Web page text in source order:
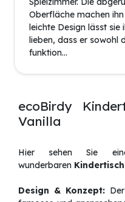
Oberfläche machen
leichte Design lässt sie
lieben, dass er sowohl
funktion...
ecoBirdy
Vanilla
Hier sehen Sie
wunderbaren Kindertisch
Design & Konzept: